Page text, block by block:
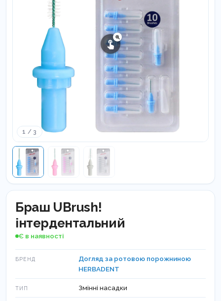
1 / 3
Браш UBrush!
інтердентальний
Є в наявності
БРЕНД
Догляд за ротовою порожниною
HERBADENT
ТИП Змінні насадки